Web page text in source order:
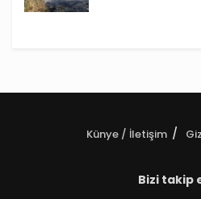
Künye / İletişim
Bizi takip